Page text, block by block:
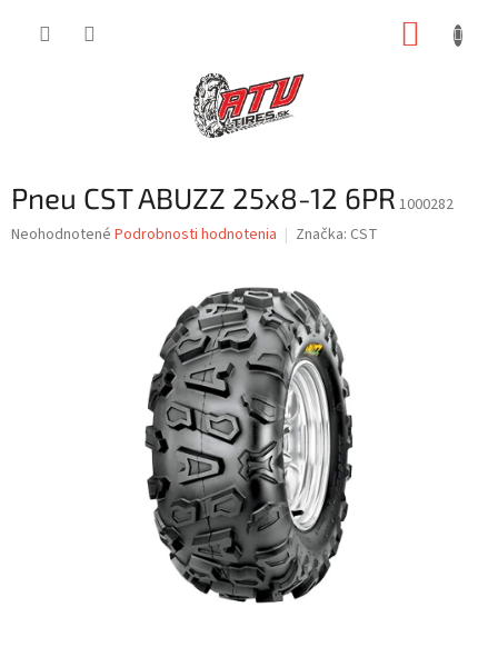
Pneu CST ABUZZ 25x8-12 6PR 1000282
Priemerné
Neohodnotené Podrobnosti hodnotenia Značka: CST